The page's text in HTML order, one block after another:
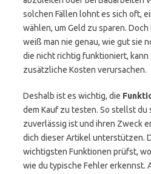
solchen Fällen lohnt es sich oft,
wählen, um Geld zu sparen.
weiß man nie genau, wie gut sie
die nicht richtig funktioniert,
zusätzliche Kosten verursachen.
Deshalb ist es wichtig, die
dem Kauf zu testen. So stellst du
zuverlässig ist und ihren Zweck
dich dieser Artikel unterstützen.
wichtigsten Funktionen prüfst,
wie du typische Fehler erkennst.